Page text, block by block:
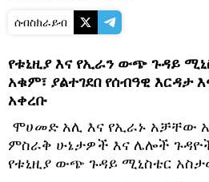
ሰብስክራይብ
የቱኒዚያ እና የኢራን ውጭ ጉዳይ
አቁም፣ ያልተገደበ የሰብዓዊ እርዳታ
አቀረቡ
ሞሀመድ አሊ እና የኢራኑ አቻቸው
ምስራቅ ሁኔታዎች እና ሌሎች
የቱኒዚያ ውጭ ጉዳይ ሚኒስቴር